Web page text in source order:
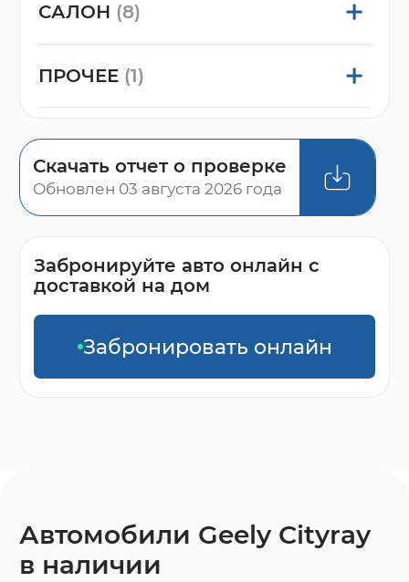
САЛОН (8)
ПРОЧЕЕ (1)
Скачать отчет о проверке
Обновлен 03 августа 2026 года
Забронируйте авто онлайн с
доставкой на дом
Забронировать онлайн
Автомобили Geely Cityray
в наличии